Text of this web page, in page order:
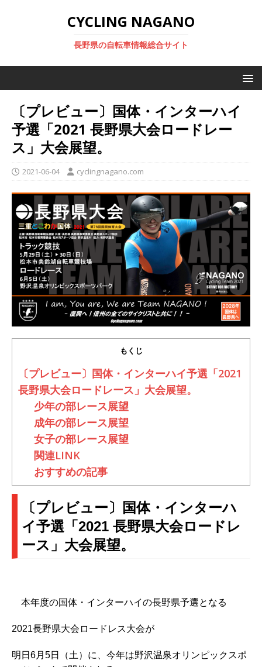
CYCLING NAGANO
長野県の自転車情報総合サイト
〔プレビュー〕国体・インターハイ
予選「2021 長野県大会ロードレー
ス」大会展望。
2021-06-04 cyclingnagano.com
もくじ
〔プレビュー〕国体・インターハイ予選「2021
長野県大会ロードレース」大会展望。
少年の部レース展望
成年の部レース展望
女子の部レース展望
関連LINK
おすすめの記事
〔プレビュー〕国体・インターハ
イ予選「2021 長野県大会ロードレ
ース」大会展望。
本年度の国体・インターハイの長野県予選となる
2021長野県大会ロードレス大会が
明日6月5日（土）に、今年は野沢温泉オリンピックスポ